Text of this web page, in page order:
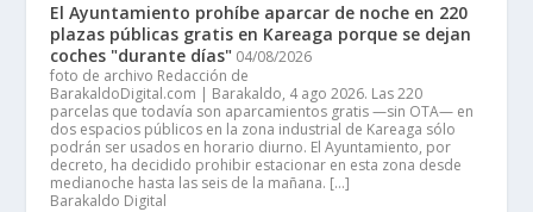
El Ayuntamiento prohíbe aparcar de noche en 220
plazas públicas gratis en Kareaga porque se dejan
coches "durante días" 04/08/2026
foto de archivo Redacción de
BarakaldoDigital.com | Barakaldo, 4 ago 2026. Las 220
parcelas que todavía son aparcamientos gratis —sin OTA— en
dos espacios públicos en la zona industrial de Kareaga sólo
podrán ser usados en horario diurno. El Ayuntamiento, por
decreto, ha decidido prohibir estacionar en esta zona desde
medianoche hasta las seis de la mañana. […]
Barakaldo Digital